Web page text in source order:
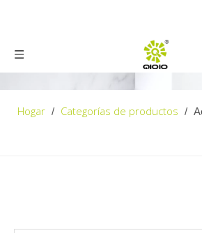
Hogar / Categorías de productos /